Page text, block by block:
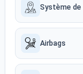
Système
Airbags